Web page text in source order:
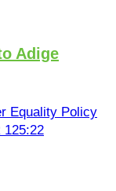
Adige
Equality Policy
125:22